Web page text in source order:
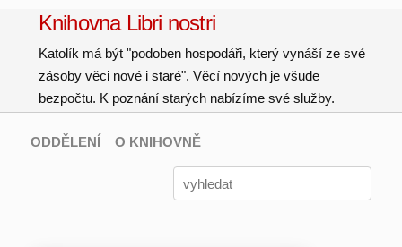
Knihovna Libri nostri
Katolík má být "podoben hospodáři, který vynáší ze své
zásoby věci nové i staré". Věcí nových je všude
bezpočtu. K poznání starých nabízíme své služby.
ODDĚLENÍ O KNIHOVNĚ